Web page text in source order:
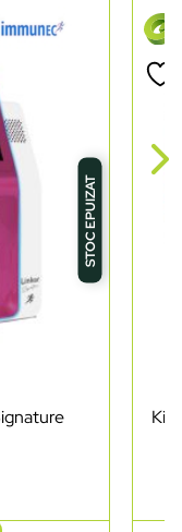
STOC EPUIZAT
Kit